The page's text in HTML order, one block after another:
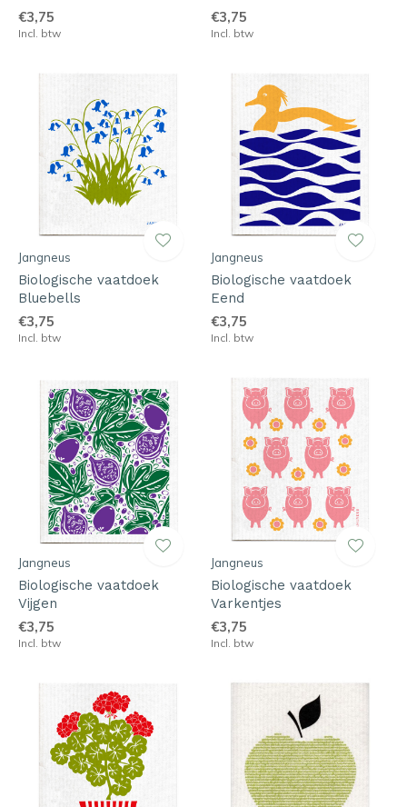
€3,75
Incl. btw
€3,75
Incl. btw
Jangneus
Biologische vaatdoek
Bluebells
€3,75
Incl. btw
Jangneus
Biologische vaatdoek
Eend
€3,75
Incl. btw
Jangneus
Biologische vaatdoek
Vijgen
€3,75
Incl. btw
Jangneus
Biologische vaatdoek
Varkentjes
€3,75
Incl. btw